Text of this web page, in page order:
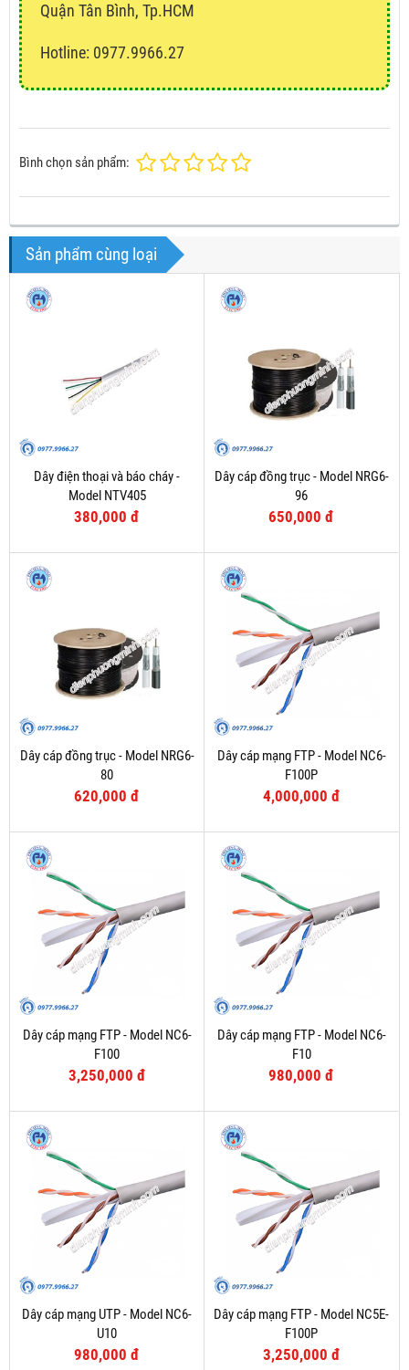
Quận Tân Bình, Tp.HCM
Hotline: 0977.9966.27
Bình chọn sản phẩm:
Sản phẩm cùng loại
Dây điện thoại và báo cháy -
Model NTV405
380,000 đ
Dây cáp đồng trục - Model NRG6-
96
650,000 đ
Dây cáp đồng trục - Model NRG6-
80
620,000 đ
Dây cáp mạng FTP - Model NC6-
F100P
4,000,000 đ
Dây cáp mạng FTP - Model NC6-
F100
3,250,000 đ
Dây cáp mạng FTP - Model NC6-
F10
980,000 đ
Dây cáp mạng UTP - Model NC6-
U10
980,000 đ
Dây cáp mạng FTP - Model NC5E-
F100P
3,250,000 đ